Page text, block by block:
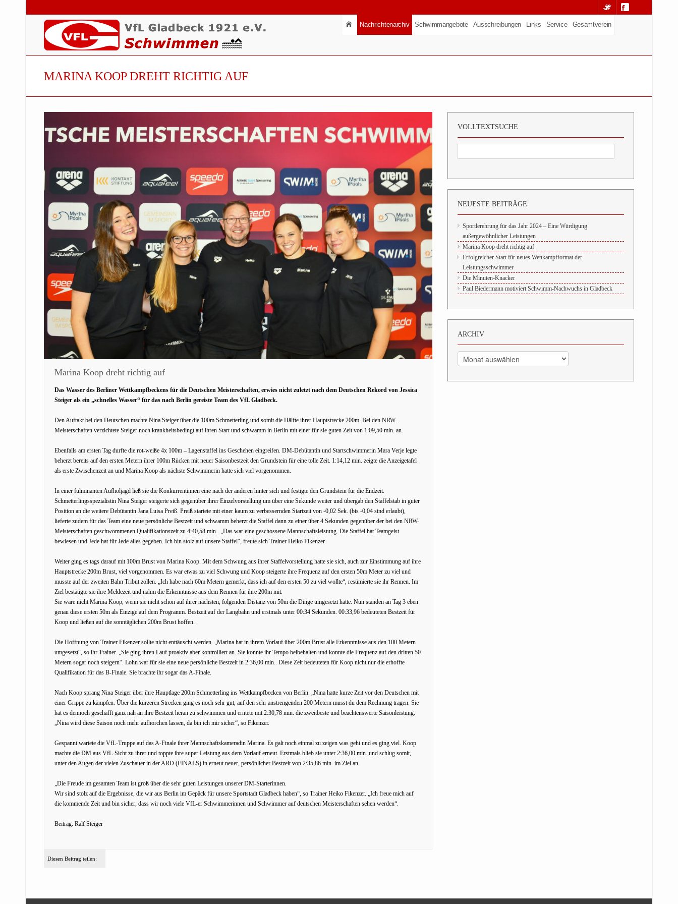
Nachrichtenarchiv Schwimmangebote Ausschreibungen Links Service Gesamtverein
MARINA KOOP DREHT RICHTIG AUF
Marina Koop dreht richtig auf
Das Wasser des Berliner Wettkampfbeckens für die Deutschen Meisterschaften, erwies nicht zuletzt nach dem Deutschen Rekord von Jessica
Steiger als ein „schnelles Wasser“ für das nach Berlin gereiste Team des VfL Gladbeck.
Den Auftakt bei den Deutschen machte Nina Steiger über die 100m Schmetterling und somit die Hälfte ihrer Hauptstrecke 200m. Bei den NRW-
Meisterschaften verzichtete Steiger noch krankheitsbedingt auf ihren Start und schwamm in Berlin mit einer für sie guten Zeit von 1:09,50 min. an.
Ebenfalls am ersten Tag durfte die rot-weiße 4x 100m – Lagenstaffel ins Geschehen eingreifen. DM-Debütantin und Startschwimmerin Mara Verje legte
beherzt bereits auf den ersten Metern ihrer 100m Rücken mit neuer Saisonbestzeit den Grundstein für eine tolle Zeit. 1:14,12 min. zeigte die Anzeigetafel
als erste Zwischenzeit an und Marina Koop als nächste Schwimmerin hatte sich viel vorgenommen.
In einer fulminanten Aufholjagd ließ sie die Konkurrentinnen eine nach der anderen hinter sich und festigte den Grundstein für die Endzeit.
Schmetterlingsspezialistin Nina Steiger steigerte sich gegenüber ihrer Einzelvorstellung um über eine Sekunde weiter und übergab den Staffelstab in guter
Position an die weitere Debütantin Jana Luisa Preiß. Preiß startete mit einer kaum zu verbessernden Startzeit von -0,02 Sek. (bis -0,04 sind erlaubt),
lieferte zudem für das Team eine neue persönliche Bestzeit und schwamm beherzt die Staffel dann zu einer über 4 Sekunden gegenüber der bei den NRW-
Meisterschaften geschwommenen Qualifikationszeit zu 4:40,58 min.. „Das war eine geschossene Mannschaftsleistung. Die Staffel hat Teamgeist
bewiesen und Jede hat für Jede alles gegeben. Ich bin stolz auf unsere Staffel“, freute sich Trainer Heiko Fikenzer.
Weiter ging es tags darauf mit 100m Brust von Marina Koop. Mit dem Schwung aus ihrer Staffelvorstellung hatte sie sich, auch zur Einstimmung auf ihre
Hauptstrecke 200m Brust, viel vorgenommen. Es war etwas zu viel Schwung und Koop steigerte ihre Frequenz auf den ersten 50m Meter zu viel und
musste auf der zweiten Bahn Tribut zollen. „Ich habe nach 60m Metern gemerkt, dass ich auf den ersten 50 zu viel wollte“, resümierte sie ihr Rennen. Im
Ziel bestätigte sie ihre Meldezeit und nahm die Erkenntnisse aus dem Rennen für ihre 200m mit.
Sie wäre nicht Marina Koop, wenn sie nicht schon auf ihrer nächsten, folgenden Distanz von 50m die Dinge umgesetzt hätte. Nun standen an Tag 3 eben
genau diese ersten 50m als Einzige auf dem Programm. Bestzeit auf der Langbahn und erstmals unter 00:34 Sekunden. 00:33,96 bedeuteten Bestzeit für
Koop und ließen auf die sonntäglichen 200m Brust hoffen.
Die Hoffnung von Trainer Fikenzer sollte nicht enttäuscht werden. „Marina hat in ihrem Vorlauf über 200m Brust alle Erkenntnisse aus den 100 Metern
umgesetzt“, so ihr Trainer. „Sie ging ihren Lauf proaktiv aber kontrolliert an. Sie konnte ihr Tempo beibehalten und konnte die Frequenz auf den dritten 50
Metern sogar noch steigern“. Lohn war für sie eine neue persönliche Bestzeit in 2:36,00 min.. Diese Zeit bedeuteten für Koop nicht nur die erhoffte
Qualifikation für das B-Finale. Sie brachte ihr sogar das A-Finale.
Nach Koop sprang Nina Steiger über ihre Hauptlage 200m Schmetterling ins Wettkampfbecken von Berlin. „Nina hatte kurze Zeit vor den Deutschen mit
einer Grippe zu kämpfen. Über die kürzeren Strecken ging es noch sehr gut, auf den sehr anstrengenden 200 Metern musst du dem Rechnung tragen. Sie
hat es dennoch geschafft ganz nah an ihre Bestzeit heran zu schwimmen und erntete mit 2:30,78 min. die zweitbeste und beachtenswerte Saisonleistung.
„Nina wird diese Saison noch mehr aufhorchen lassen, da bin ich mir sicher“, so Fikenzer.
Gespannt wartete die VfL-Truppe auf das A-Finale ihrer Mannschaftskameradin Marina. Es galt noch einmal zu zeigen was geht und es ging viel. Koop
machte die DM aus VfL-Sicht zu ihrer und toppte ihre super Leistung aus dem Vorlauf erneut. Erstmals blieb sie unter 2:36,00 min. und schlug somit,
unter den Augen der vielen Zuschauer in der ARD (FINALS) in erneut neuer, persönlicher Bestzeit von 2:35,86 min. im Ziel an.
„Die Freude im gesamten Team ist groß über die sehr guten Leistungen unserer DM-Starterinnen.
Wir sind stolz auf die Ergebnisse, die wir aus Berlin im Gepäck für unsere Sportstadt Gladbeck haben“, so Trainer Heiko Fikenzer. „Ich freue mich auf
die kommende Zeit und bin sicher, dass wir noch viele VfL-er Schwimmerinnen und Schwimmer auf deutschen Meisterschaften sehen werden“.
Beitrag: Ralf Steiger
Diesen Beitrag teilen:
VOLLTEXTSUCHE
NEUESTE BEITRÄGE
Sportlerehrung für das Jahr 2024 – Eine Würdigung
außergewöhnlicher Leistungen
Marina Koop dreht richtig auf
Erfolgreicher Start für neues Wettkampfformat der
Leistungsschwimmer
Die Minuten-Knacker
Paul Biedermann motiviert Schwimm-Nachwuchs in Gladbeck
ARCHIV
Archiv